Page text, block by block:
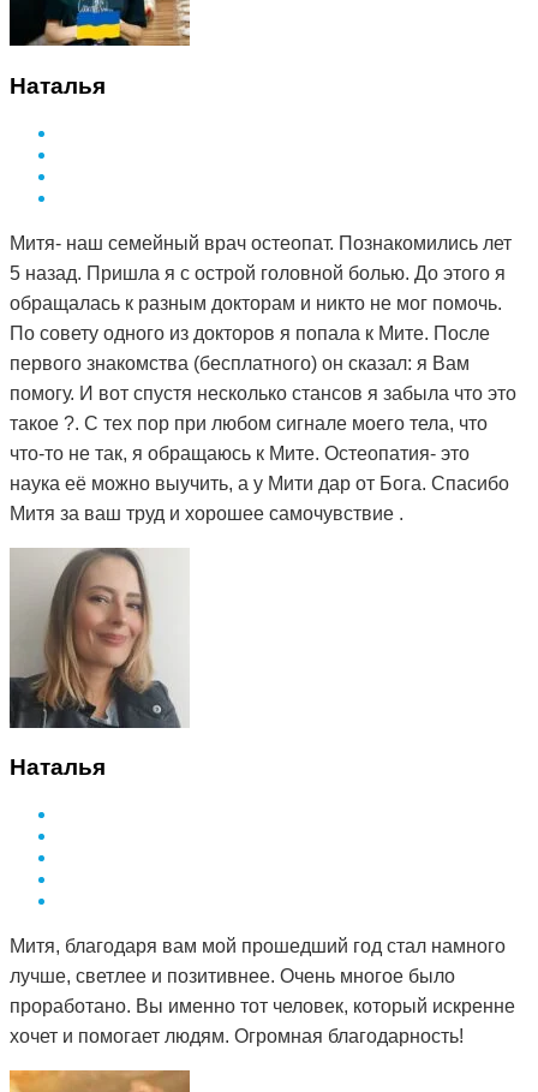
Наталья
Митя- наш семейный врач остеопат. Познакомились лет
5 назад. Пришла я с острой головной болью. До этого я
обращалась к разным докторам и никто не мог помочь.
По совету одного из докторов я попала к Мите. После
первого знакомства (бесплатного) он сказал: я Вам
помогу. И вот спустя несколько стансов я забыла что это
такое ?. С тех пор при любом сигнале моего тела, что
что-то не так, я обращаюсь к Мите. Остеопатия- это
наука её можно выучить, а у Мити дар от Бога. Спасибо
Митя за ваш труд и хорошее самочувствие .
Наталья
Митя, благодаря вам мой прошедший год стал намного
лучше, светлее и позитивнее. Очень многое было
проработано. Вы именно тот человек, который искренне
хочет и помогает людям. Огромная благодарность!